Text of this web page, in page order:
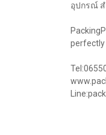
อุปกรณ์
perfectly